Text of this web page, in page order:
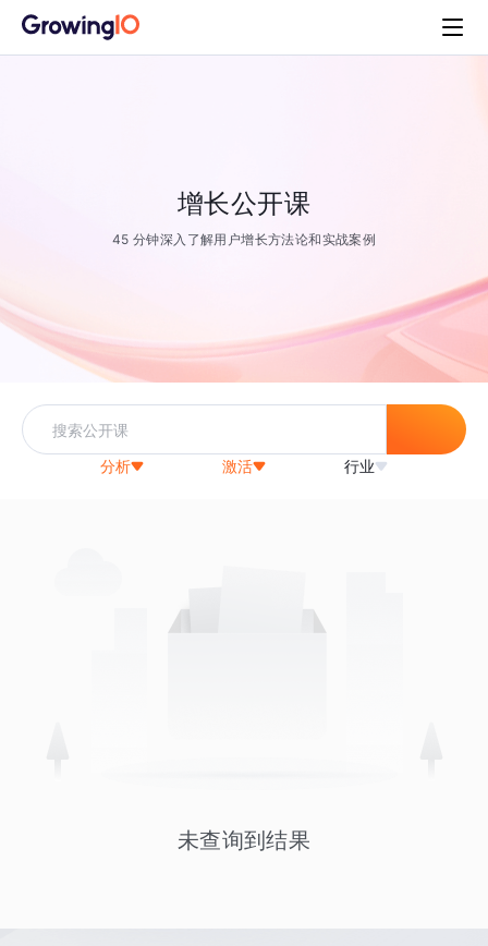
增长公开课
45 分钟深入了解用户增长方法论和实战案例
分析 激活 行业
未查询到结果